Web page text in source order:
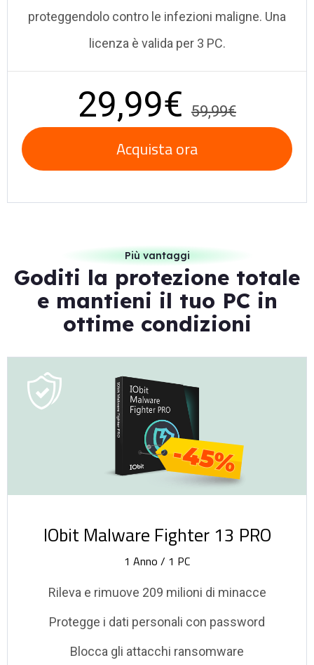
proteggendolo contro le infezioni maligne. Una
licenza è valida per 3 PC.
29,99€ 59,99€
Acquista ora
Più vantaggi
Goditi la protezione totale
e mantieni il tuo PC in
ottime condizioni
-45%
IObit Malware Fighter 13 PRO
1 Anno / 1 PC
Rileva e rimuove 209 milioni di minacce
Protegge i dati personali con password
Blocca gli attacchi ransomware